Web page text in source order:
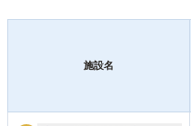
施設名